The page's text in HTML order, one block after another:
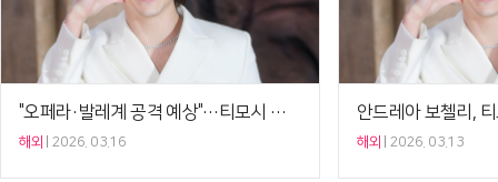
"오페라·발레계 공격 예상"…티모시 샬라메 실언, 오스카 진출[Ce:월드뷰]
해외 2026. 03.16 해외 2026. 03.13